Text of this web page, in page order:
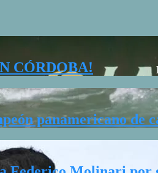
CÓRDOBA!
panamericano de